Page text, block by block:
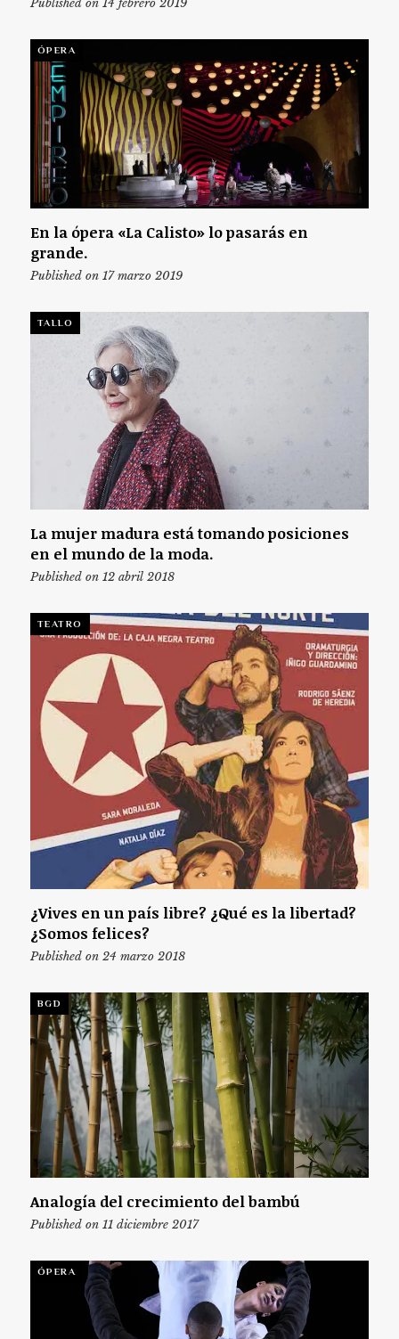
ÓPERA
En la ópera «La Calisto» lo pasarás en
grande.
Published on 17 marzo 2019
TALLO
La mujer madura está tomando posiciones
en el mundo de la moda.
Published on 12 abril 2018
TEATRO
¿Vives en un país libre? ¿Qué es la libertad?
¿Somos felices?
Published on 24 marzo 2018
BGD
Analogía del crecimiento del bambú
Published on 11 diciembre 2017
ÓPERA